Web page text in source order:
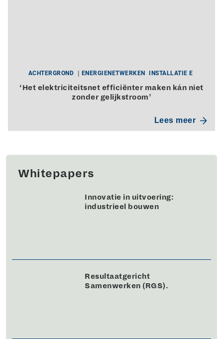
ACHTERGROND ENERGIENETWERKEN INSTALLATIE E
‘Het elektriciteitsnet efficiënter maken kán niet
zonder gelijkstroom’
Lees meer
Whitepapers
Innovatie in uitvoering:
industrieel bouwen
Resultaatgericht
Samenwerken (RGS).